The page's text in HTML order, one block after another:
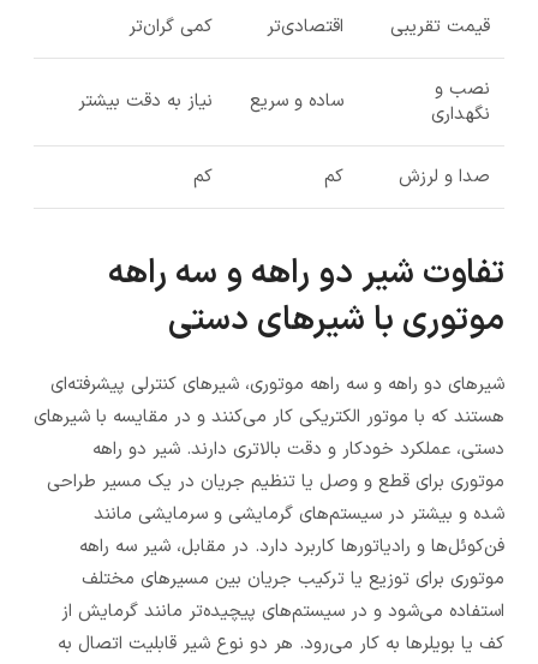
قیمت تقریبی اقتصادی‌تر کمی گران‌تر
نصب و
نگهداری
ساده و سریع نیاز به دقت بیشتر
صدا و لرزش کم کم
تفاوت شیر دو راهه و سه راهه
موتوری با شیرهای دستی
شیرهای دو راهه و سه راهه موتوری، شیرهای کنترلی پیشرفته‌ای
هستند که با موتور الکتریکی کار می‌کنند و در مقایسه با شیرهای
دستی، عملکرد خودکار و دقت بالاتری دارند. شیر دو راهه
موتوری برای قطع و وصل یا تنظیم جریان در یک مسیر طراحی
شده و بیشتر در سیستم‌های گرمایشی و سرمایشی مانند
فن‌کوئل‌ها و رادیاتورها کاربرد دارد. در مقابل، شیر سه راهه
موتوری برای توزیع یا ترکیب جریان بین مسیرهای مختلف
استفاده می‌شود و در سیستم‌های پیچیده‌تر مانند گرمایش از
کف یا بویلرها به کار می‌رود. هر دو نوع شیر قابلیت اتصال به